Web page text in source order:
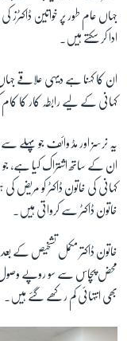
جہاں عام طور پر خواتین
ادا کر سکتے ہیں۔
ان کا کہنا ہے دیہی علاقے
کہانی کے لیے رابطہ کار کا کام
یہ نرسز اور مڈ وائف جو پہلے
ان کے ساتھ اشتراک کیا ہے،
کہانی کی خاتون ڈاکٹر کو مریض
خاتون ڈاکٹر سے کرواتی ہیں۔
خاتون ڈاکتر مکمل تشخیص کے
محض پچاس سے سو روپے
بھی انتہائی کم رکھے گئے ہیں۔